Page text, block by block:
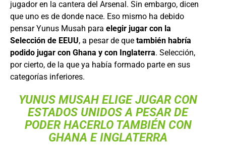
jugador en la cantera del Arsenal. Sin embargo, dicen
que uno es de donde nace. Eso mismo ha debido
pensar Yunus Musah para elegir jugar con la
Selección de EEUU, a pesar de que también habría
podido jugar con Ghana y con Inglaterra. Selección,
por cierto, de la que ya había formado parte en sus
categorías inferiores.
YUNUS MUSAH ELIGE JUGAR CON
ESTADOS UNIDOS A PESAR DE
PODER HACERLO TAMBIÉN CON
GHANA E INGLATERRA